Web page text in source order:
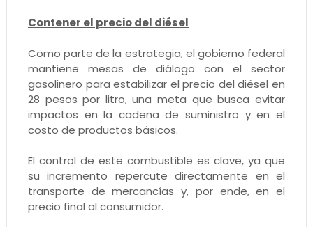
Contener el precio del diésel
Como parte de la estrategia, el gobierno federal
mantiene mesas de diálogo con el sector
gasolinero para estabilizar el precio del diésel en
28 pesos por litro, una meta que busca evitar
impactos en la cadena de suministro y en el
costo de productos básicos.
El control de este combustible es clave, ya que
su incremento repercute directamente en el
transporte de mercancías y, por ende, en el
precio final al consumidor.